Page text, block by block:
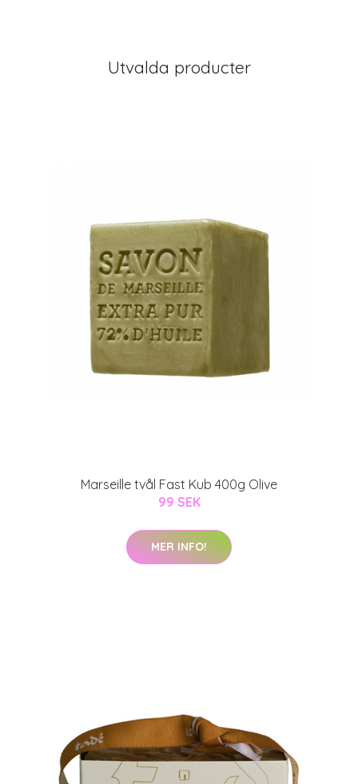
Utvalda producter
Marseille tvål Fast Kub 400g Olive
99 SEK
MER INFO!